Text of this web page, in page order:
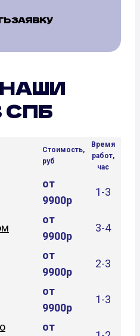
ЗАЯВКУ
СПБ
Стоимость,
руб
Время
работ,
час
от
9900р
1-3
от
9900р
3-4
от
9900р
2-3
от
9900р
1-3
от